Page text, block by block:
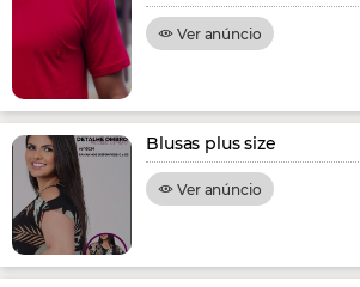
Ver anúncio
Blusas plus size
Ver anúncio